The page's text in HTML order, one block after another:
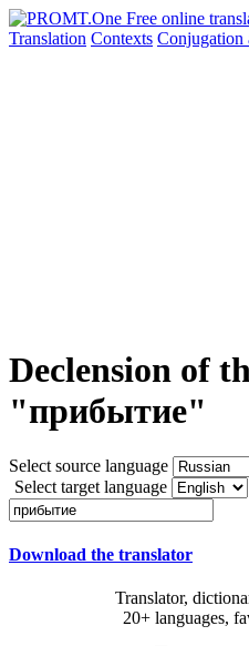
Translation Contexts Conjugation
Declension of
"прибытие"
Select source language
Select target language
Download the translator
Translator,
20+ languages,